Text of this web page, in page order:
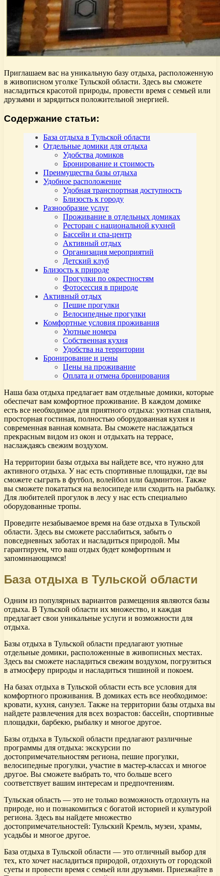
Приглашаем вас на уникальную базу отдыха, расположенную
в живописном уголке Тульской области. Здесь вы сможете
насладиться красотой природы, провести время с семьей или
друзьями и зарядиться положительной энергией.
Содержание статьи:
База отдыха в Тульской области
Отдельные домики для отдыха
Удобства домиков
Бронирование и стоимость
Преимущества базы отдыха
Удобное расположение
Удобная транспортная доступность
Близость к городу
Разнообразие услуг
Проживание в отдельных домиках
Ресторан с национальной кухней
Бассейн и спа-центр
Активный отдых
Организация мероприятий
Детский клуб
Близость к природе
Прогулки по окрестностям
Фотосессия в природе
Активный отдых
Пешие прогулки
Велосипедные прогулки
Комфортные условия проживания
Уютные номера
Собственная кухня
Удобства на территории
Бронирование и цены
Цены на проживание
Оплата и отмена бронирования
Наша база отдыха предлагает вам отдельные домики, которые
обеспечат вам комфортное проживание. В каждом домике
есть все необходимое для приятного отдыха: уютная спальня,
просторная гостиная, полностью оборудованная кухня и
современная ванная комната. Вы сможете наслаждаться
прекрасным видом из окон и отдыхать на террасе,
наслаждаясь свежим воздухом.
На территории базы отдыха вы найдете все, что нужно для
активного отдыха. У нас есть спортивные площадки, где вы
сможете сыграть в футбол, волейбол или бадминтон. Также
вы сможете покататься на велосипеде или сходить на рыбалку.
Для любителей прогулок в лесу у нас есть специально
оборудованные тропы.
Проведите незабываемое время на базе отдыха в Тульской
области. Здесь вы сможете расслабиться, забыть о
повседневных заботах и насладиться природой. Мы
гарантируем, что ваш отдых будет комфортным и
запоминающимся!
База отдыха в Тульской области
Одним из популярных вариантов размещения являются базы
отдыха. В Тульской области их множество, и каждая
предлагает свои уникальные услуги и возможности для
отдыха.
Базы отдыха в Тульской области предлагают уютные
отдельные домики, расположенные в живописных местах.
Здесь вы сможете насладиться свежим воздухом, погрузиться
в атмосферу природы и насладиться тишиной и покоем.
На базах отдыха в Тульской области есть все условия для
комфортного проживания. В домиках есть все необходимое:
кровати, кухня, санузел. Также на территории базы отдыха вы
найдете развлечения для всех возрастов: бассейн, спортивные
площадки, барбекю, рыбалку и многое другое.
Базы отдыха в Тульской области предлагают различные
программы для отдыха: экскурсии по
достопримечательностям региона, пешие прогулки,
велосипедные прогулки, участие в мастер-классах и многое
другое. Вы сможете выбрать то, что больше всего
соответствует вашим интересам и предпочтениям.
Тульская область — это не только возможность отдохнуть на
природе, но и познакомиться с богатой историей и культурой
региона. Здесь вы найдете множество
достопримечательностей: Тульский Кремль, музеи, храмы,
усадьбы и многое другое.
База отдыха в Тульской области — это отличный выбор для
тех, кто хочет насладиться природой, отдохнуть от городской
суеты и провести время с семьей или друзьями. Приезжайте в